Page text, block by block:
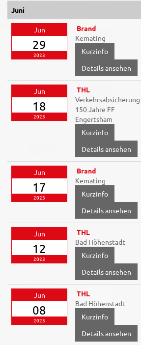
Juni
Jun
29
2023
Brand
Kemating
Details ansehen
Jun
18
2023
THL
Verkehrsabsicherung
150 Jahre FF
Engertsham
Details ansehen
Jun
17
2023
Brand
Kemating
Details ansehen
Jun
12
2023
THL
Bad Höhenstadt
Details ansehen
Jun
08
2023
THL
Bad Höhenstadt
Details ansehen